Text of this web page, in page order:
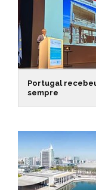
Portugal
sempre